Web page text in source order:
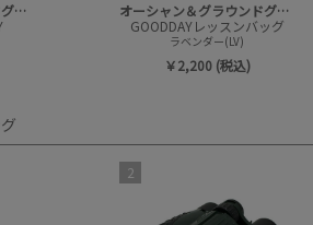
オーシャン＆グラウンドグッズ
オーシャン＆グラウンドグッズ
GOODDAYレッスンバッグ
ラベンダー(LV)
￥2,200 (税込)
2